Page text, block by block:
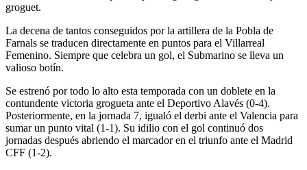
groguet.
La decena de tantos conseguidos por la artillera de la Pobla de
Farnals se traducen directamente en puntos para el Villarreal
Femenino. Siempre que celebra un gol, el Submarino se lleva un
valioso botín.
Se estrenó por todo lo alto esta temporada con un doblete en la
contundente victoria grogueta ante el Deportivo Alavés (0-4).
Posteriormente, en la jornada 7, igualó el derbi ante el Valencia para
sumar un punto vital (1-1). Su idilio con el gol continuó dos
jornadas después abriendo el marcador en el triunfo ante el Madrid
CFF (1-2).